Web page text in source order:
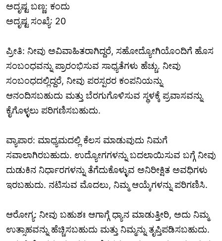
ಅದೃಷ್ಟ ಬಣ್ಣ: ಕಂದು
ಅದೃಷ್ಟ ಸಂಖ್ಯೆ: 20
ಪ್ರೀತಿ: ನೀವು ಅವಿವಾಹಿತರಾಗಿದ್ದರೆ, ಸಹೋದ್ಯೋಗಿಯೊಂದಿಗೆ ಹೊಸ
ಸಂಬಂಧವನ್ನು ಪ್ರಾರಂಭಿಸುವ ಸಾಧ್ಯತೆಗಳು ಹೆಚ್ಚು. ನೀವು
ಸಂಬಂಧದಲ್ಲಿದ್ದರೆ, ನೀವು ಪರಸ್ಪರರ ಕಂಪನಿಯನ್ನು
ಆನಂದಿಸಬಹುದು ಮತ್ತು ಬೆರಗುಗೊಳಿಸುವ ಸ್ಥಳಕ್ಕೆ ಪ್ರವಾಸವನ್ನು
ಕೈಗೊಳ್ಳಲು ಪರಿಗಣಿಸಬಹುದು.
ವ್ಯಾಪಾರ: ಮಾಧ್ಯಮದಲ್ಲಿ ಕೆಲಸ ಮಾಡುವುದು ನಿಮಗೆ
ಸವಾಲಾಗಿರಬಹುದು. ಉದ್ಯೋಗಗಳನ್ನು ಬದಲಾಯಿಸುವ ಬಗ್ಗೆ ನೀವು
ದುಡುಕಿನ ನಿರ್ಧಾರಗಳನ್ನು ತೆಗೆದುಕೊಳ್ಳುವ ಅನಿರೀಕ್ಷಿತ ಅವಧಿಗಳು
ಇರಬಹುದು. ನಟಿಸುವ ಮೊದಲು, ನಿಮ್ಮ ಆಯ್ಕೆಗಳನ್ನು ಪರಿಗಣಿಸಿ.
ಆರೋಗ್ಯ: ನೀವು ಬಹುಶಃ ಆಗಾಗ್ಗೆ ಧ್ಯಾನ ಮಾಡುತ್ತೀರಿ, ಅದು ನಿಮ್ಮ
ಉತ್ಸಾಹವನ್ನು ಹೆಚ್ಚಿಸಬಹುದು ಮತ್ತು ನಿಮ್ಮನ್ನು ತೃಪ್ತಿಪಡಿಸಬಹುದು.